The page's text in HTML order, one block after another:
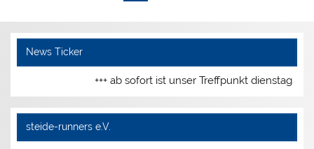
News Ticker
+++ ab sofort ist unser Treffpunkt dienstags
steide-runners e.V.